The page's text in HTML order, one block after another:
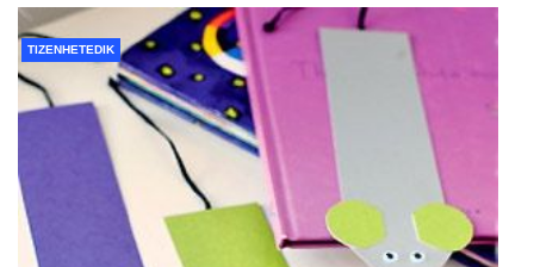
TIZENHETEDIK